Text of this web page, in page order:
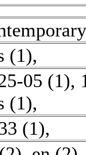
(1),
05 (1),
(1),
(1),